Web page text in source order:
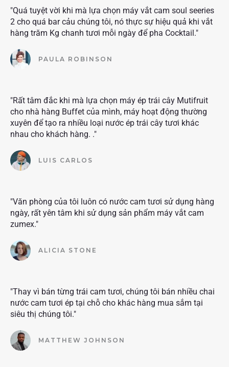
"Quá tuyệt vời khi mà lựa chọn máy vắt cam soul seeries
2 cho quá bar cảu chúng tôi, nó thực sự hiệu quả khi vắt
hàng trăm Kg chanh tươi mỗi ngày để pha Cocktail."
PAULA ROBINSON
"Rất tâm đắc khi mà lựa chọn máy ép trái cây Mutifruit
cho nhà hàng Buffet của mình, máy hoạt động thường
xuyên để tạo ra nhiều loại nước ép trái cây tươi khác
nhau cho khách hàng. ."
LUIS CARLOS
"Văn phòng của tôi luôn có nước cam tươi sử dụng hàng
ngày, rất yên tâm khi sử dụng sản phẩm máy vắt cam
zumex."
ALICIA STONE
"Thay vì bán từng trái cam tươi, chúng tôi bán nhiều chai
nước cam tươi ép tại chỗ cho khác hàng mua sắm tại
siêu thị chúng tôi."
MATTHEW JOHNSON